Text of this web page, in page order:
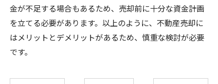
金が不足する場合もあるため、売却前に十分な資金計画
を立てる必要があります。以上のように、不動産売却に
はメリットとデメリットがあるため、慎重な検討が必要
です。